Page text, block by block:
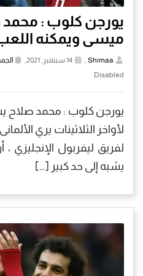
يورجن كلوب :
ميسى ويمكنه اللعب
Shimaa
,
Disabled
يورجن كلوب : محمد صلاح
لأواخر الثلاثينات يري
لفريق ليفربول الإنجليزي
يشبه إلى حد كبير […]